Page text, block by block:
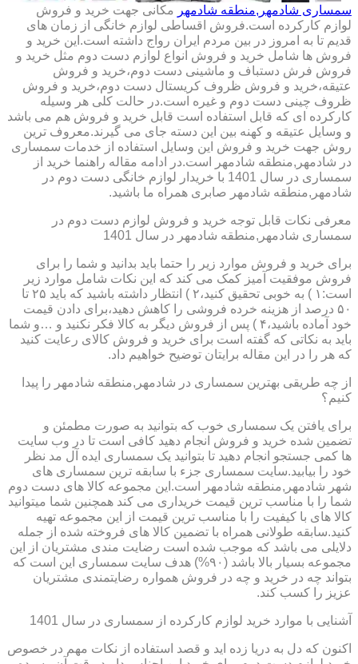
سمساری شادمهر,منطقه شادمهر مکانی جهت خرید و فروش
لوازم کارکرده است.فروش اقساطی لوازم خانگی از زمان های
قدیم تا به امروز در بین مردم ایران رواج داشته است.این خرید و
فروش ها شامل خرید و فروش انواع لوازم دست دوم مثل خرید و
فروش فرش دستباف و ماشینی دست دوم،خرید و فروش
عتیقه،خرید و فروش ظروف کریستال دست دوم،خرید و فروش
ظروف چینی دست دوم و غیره است.در حالت کلی هر وسیله
کارکرده ای که قابل استفاده است قابل خرید و فروش هم می باشد
و وسایل عتیقه و کهنه بین این دسته جای می گیرند.معروف ترین
روش جهت خرید و فروش این وسایل استفاده از خدمات سمساری
در شادمهر,منطقه شادمهر است.در ادامه مقاله راهنما خرید از
سمساری در سال 1401 با خریدار لوازم خانگی دست دوم در
شادمهر,منطقه شادمهر صابری همراه ما باشید.
معرفی نکات قابل توجه خرید و فروش لوازم دست دوم در
سمساری شادمهر,منطقه شادمهر در سال 1401
برای خرید و فروش موارد زیر را حتما باید بدانید و شما را برای
فروش موفقیت آمیز کمک می کند که این نکات شامل موارد زیر
است:۱ ) به خوبی تحقیق کنید،۲ ) انتظار داشته باشید که باید ۲۵ تا
۵۰ درصد از هزینه خرده فروشی را کاهش دهید،برای دادن قیمت
خود آماده باشید،۴ ) پس از فروش دیگر به کالا فکر نکنید و …و شما
باید به نکاتی که گفته است برای خرید و فروش کالای رعایت کنید
که هر را در این مقاله برایتان توضیح خواهیم داد.
از چه طریقی بهترین سمساری در شادمهر,منطقه شادمهر را پیدا
کنیم؟
برای یافتن یک سمساری خوب که بتوانید به صورت مطمئن و
تضمین شده خرید و فروش انجام دهید کافی است تا در وب سایت
ها کمی جستجو انجام دهید تا بتوانید یک سمساری ایده آل مد نظر
خود را بیابید.سایت سمساری جزء با سابقه ترین سمساری های
شهر شادمهر,منطقه شادمهر است.این مجموعه کالا های دست دوم
شما را با مناسب ترین قیمت خریداری می کند همچنین شما میتوانید
کالا های با کیفیت را با مناسب ترین قیمت از این مجموعه تهیه
کنید.سابقه طولانی همراه با تضمین کالا های فروخته شده از جمله
دلایلی می باشد که موجب شده است رضایت مندی مشتریان از این
مجموعه بسیار بالا باشد (۹۰%) هدف سایت سمساری این است که
بتواند چه در خرید و چه در فروش همواره رضایتمندی مشتریان
عزیز را کسب کند.
آشنایی با موارد خرید لوازم کارکرده از سمساری در سال 1401
اکنون که دل به دریا زده اید و قصد استفاده از نکات مهم در خصوص